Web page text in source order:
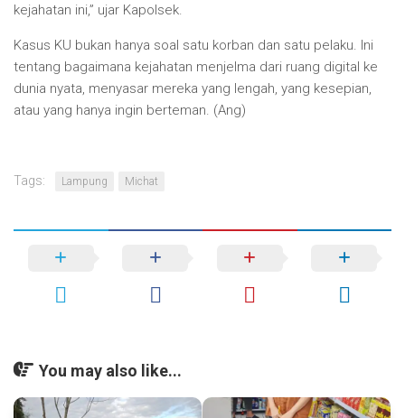
kejahatan ini,” ujar Kapolsek.
Kasus KU bukan hanya soal satu korban dan satu pelaku. Ini
tentang bagaimana kejahatan menjelma dari ruang digital ke
dunia nyata, menyasar mereka yang lengah, yang kesepian,
atau yang hanya ingin berteman. (Ang)
Tags: Lampung Michat
You may also like...